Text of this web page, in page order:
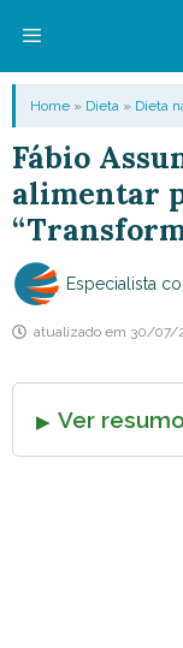
conteúdo
Menu
Home » Dieta » Dieta
Fábio
alimentar
Especialista
atualizado em 30/07/
Ver resumo